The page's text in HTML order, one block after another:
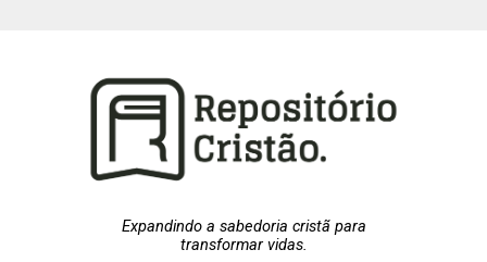
Expandindo a sabedoria cristã para
transformar vidas.